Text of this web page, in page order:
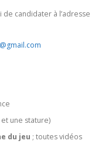
candidater à l’adresse
une stature)
du jeu ; toutes vidéos